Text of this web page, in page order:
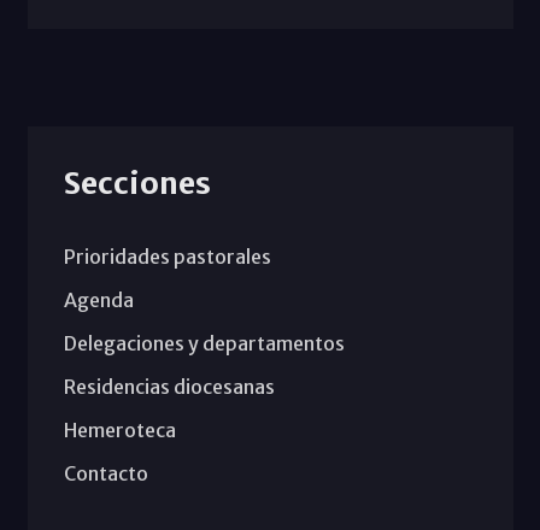
Secciones
Prioridades pastorales
Agenda
Delegaciones y departamentos
Residencias diocesanas
Hemeroteca
Contacto